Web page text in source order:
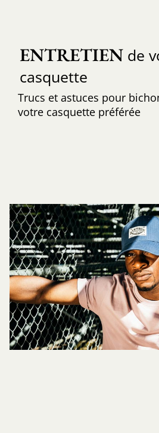
ENTRETIENde
casquette
Trucs et astuces pour
votre casquette préférée